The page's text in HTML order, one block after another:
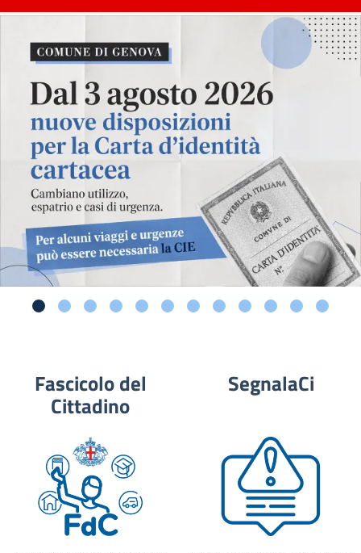
Fascicolo del
Cittadino
SegnalaCi